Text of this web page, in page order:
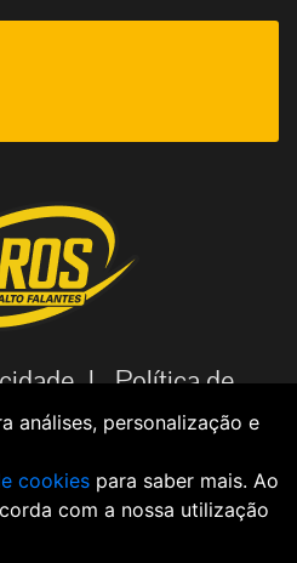
|Política de
de Ética |Aviso
de dados |
direitos reservados Criação
análises, personalização e
cookies para saber mais. Ao
com a nossa utilização